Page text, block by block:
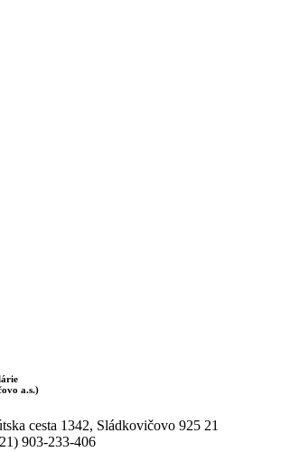
a.s.)
cesta 1342, Sládkovičovo 925 21
903-233-406